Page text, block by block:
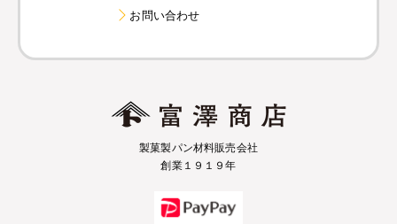
お問い合わせ
製菓製パン材料販売会社
創業１９１９年